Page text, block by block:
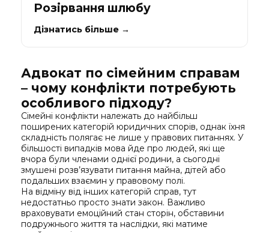
Розірвання шлюбу
Дізнатись більше →
Адвокат по сімейним справам
– чому конфлікти потребують
особливого підходу?
Сімейні конфлікти належать до найбільш
поширених категорій юридичних спорів, однак їхня
складність полягає не лише у правових питаннях. У
більшості випадків мова йде про людей, які ще
вчора були членами однієї родини, а сьогодні
змушені розв’язувати питання майна, дітей або
подальших взаємин у правовому полі.
На відміну від інших категорій справ, тут
недостатньо просто знати закон. Важливо
враховувати емоційний стан сторін, обставини
подружнього життя та наслідки, які матиме